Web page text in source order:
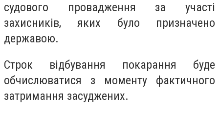
судового провадження за участі
захисників, яких було призначено
державою.
Строк відбування покарання буде
обчислюватися з моменту фактичного
затримання засуджених.